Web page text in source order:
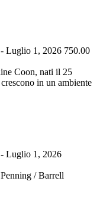
- Luglio 1, 2026 750.00
Coon, nati il 25
in un ambiente
- Luglio 1, 2026
/ Barrell